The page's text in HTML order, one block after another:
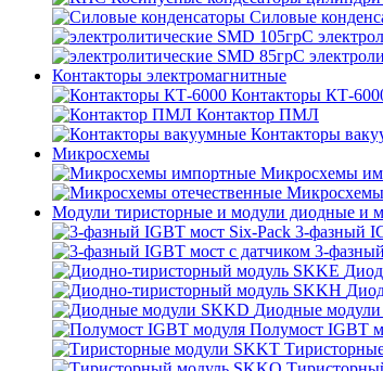
Силовые
Контакторы электромагнитные
Контакторы КТ-
Контактор ПМЛ
Контакторы
Микросхемы
Микросхемы
Микросхемы
Модули тиристорные и модули диодные и
3-фазный
3-
Диодные
Полумост IGBT